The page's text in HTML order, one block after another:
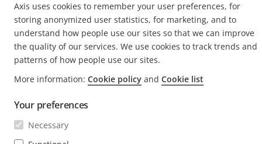
Klantverhalen
Life at Axis
Engineering at Axis
ABONNEREN
Abonneren op de nieuwsbrief
Abonneer u op e-mails met beveiligingsmeldingen van
Axis
BELGIUM / NEDERLANDS NEWSROOM
Axis uses cookies to remember your user preferences, for
storing anonymized user statistics, for marketing, and to
understand how people use our sites so that we can improve
the quality of our services. We use cookies to track trends and
patterns of how people use our sites.
More information: Cookie policy and Cookie list
Your preferences
Necessary